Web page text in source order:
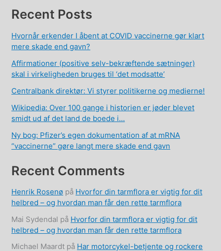
Recent Posts
Hvornår erkender I åbent at COVID vaccinerne gør klart
mere skade end gavn?
Affirmationer (positive selv-bekræftende sætninger)
skal i virkeligheden bruges til ‘det modsatte’
Centralbank direktør: Vi styrer politikerne og medierne!
Wikipedia: Over 100 gange i historien er jøder blevet
smidt ud af det land de boede i…
Ny bog: Pfizer’s egen dokumentation af at mRNA
“vaccinerne” gøre langt mere skade end gavn
Recent Comments
Henrik Rosenø på Hvorfor din tarmflora er vigtig for dit
helbred – og hvordan man får den rette tarmflora
Mai Sydendal på Hvorfor din tarmflora er vigtig for dit
helbred – og hvordan man får den rette tarmflora
Michael Maardt på Har motorcykel-betjente og rockere